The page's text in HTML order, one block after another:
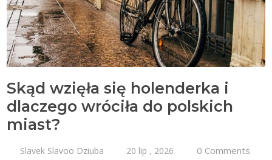
Skąd wzięła się holenderka i
dlaczego wróciła do polskich
miast?
Slavek Slavoo Dziuba 20 lip , 2026 0 Comments